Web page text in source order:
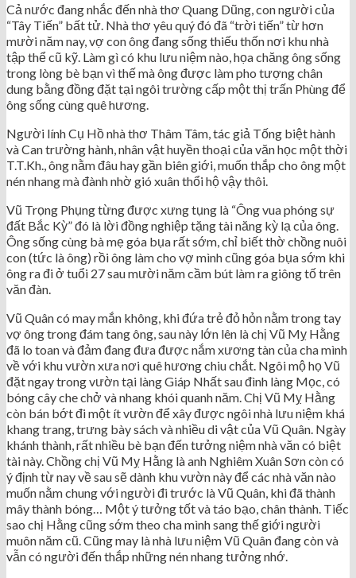
Cả nước đang nhắc đến nhà thơ Quang Dũng, con người của
“Tây Tiến” bất tử. Nhà thơ yêu quý đó đã “trời tiến” từ hơn
mười năm nay, vợ con ông đang sống thiếu thốn nơi khu nhà
tập thể cũ kỹ. Làm gì có khu lưu niệm nào, họa chăng ông sống
trong lòng bè bạn vì thế mà ông được làm pho tượng chân
dung bằng đồng đặt tại ngôi trường cấp một thị trấn Phùng để
ông sống cùng quê hương.
Người lính Cụ Hồ nhà thơ Thâm Tâm, tác giả Tống biệt hành
và Can trường hành, nhân vật huyền thoại của văn học một thời
T.T.Kh., ông nằm đâu hay gần biên giới, muốn thắp cho ông một
nén nhang mà đành nhờ gió xuân thổi hộ vậy thôi.
Vũ Trọng Phụng từng được xưng tụng là “Ông vua phóng sự
đất Bắc Kỳ” đó là lời đồng nghiệp tặng tài năng kỳ lạ của ông.
Ông sống cùng bà mẹ góa bụa rất sớm, chỉ biết thờ chồng nuôi
con (tức là ông) rồi ông làm cho vợ mình cũng góa bụa sớm khi
ông ra đi ở tuổi 27 sau mười năm cầm bút làm ra giông tố trên
văn đàn.
Vũ Quân có may mắn không, khi đứa trẻ đỏ hỏn nằm trong tay
vợ ông trong đám tang ông, sau này lớn lên là chị Vũ Mỵ Hằng
đã lo toan và đảm đang đưa được nắm xương tàn của cha mình
về với khu vườn xưa nơi quê hương chiu chắt. Ngôi mộ họ Vũ
đặt ngay trong vườn tại làng Giáp Nhất sau đình làng Mọc, có
bóng cây che chở và nhang khói quanh năm. Chị Vũ Mỵ Hằng
còn bán bớt đi một ít vườn để xây được ngôi nhà lưu niệm khá
khang trang, trưng bày sách và nhiều di vật của Vũ Quân. Ngày
khánh thành, rất nhiều bè bạn đến tưởng niệm nhà văn có biệt
tài này. Chồng chị Vũ Mỵ Hằng là anh Nghiêm Xuân Sơn còn có
ý định từ nay về sau sẽ dành khu vườn này để các nhà văn nào
muốn nằm chung với người đi trước là Vũ Quân, khi đã thành
mây thành bóng… Một ý tưởng tốt và táo bạo, chân thành. Tiếc
sao chị Hằng cũng sớm theo cha mình sang thế giới người
muôn năm cũ. Cũng may là nhà lưu niệm Vũ Quân đang còn và
vẫn có người đến thắp những nén nhang tưởng nhớ.